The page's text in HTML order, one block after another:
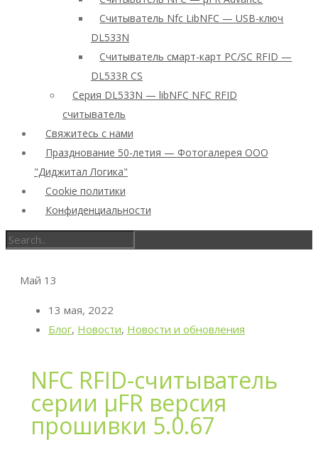
Считыватель Nfc LibNFC — USB-ключ
DL533N
Считыватель смарт-карт PC/SC RFID —
DL533R CS
Серия DL533N — libNFC NFC RFID
считыватель
Свяжитесь с нами
Празднование 50-летия — Фотогалерея ООО
"Диджитал Логика"
Cookie политики
Конфиденциальности
Май 13
13 мая, 2022
Блог, Новости, Новости и обновления
NFC RFID-считыватель
серии μFR версия
прошивки 5.0.67